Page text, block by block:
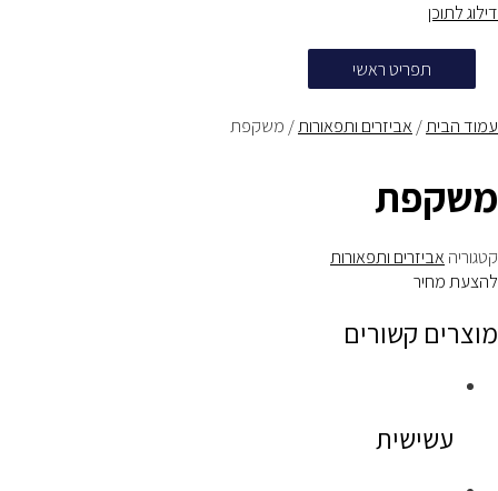
דילוג לתוכן
תפריט ראשי
עמוד הבית/ אביזרים ותפאורות/ משקפת
משקפת
קטגוריה אביזרים ותפאורות
להצעת מחיר
מוצרים קשורים
עשישית